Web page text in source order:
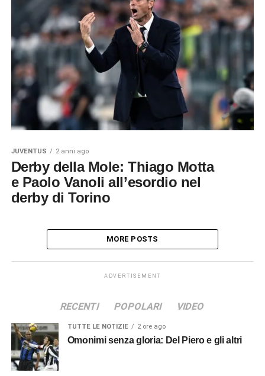
JUVENTUS 2 anni ago
Derby della Mole: Thiago Motta
e Paolo Vanoli all’esordio nel
derby di Torino
MORE POSTS
ADVERTISEMENT
RECENTI POPOLARI VIDEO
TUTTE LE NOTIZIE 2 ore ago
Omonimi senza gloria: Del Piero e gli altri